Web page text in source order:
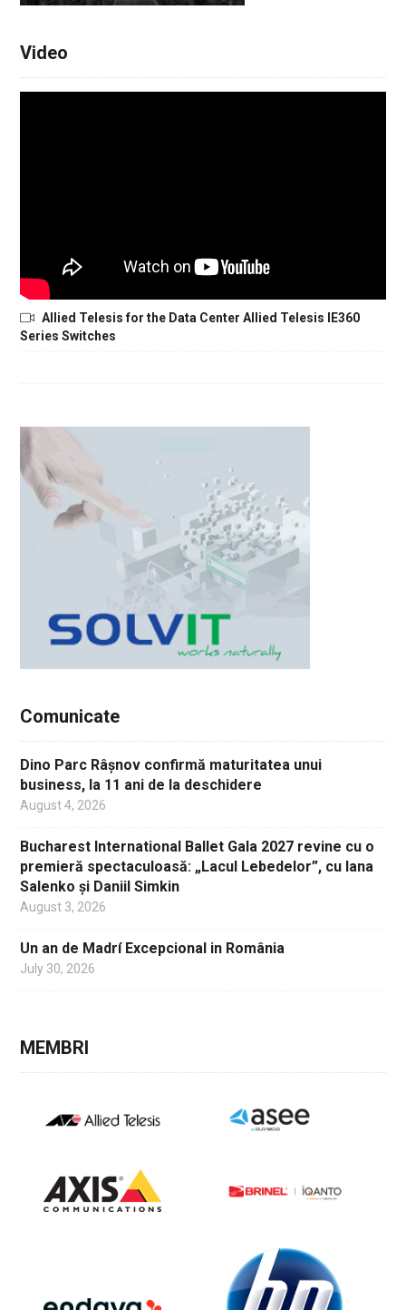
Video
Allied Telesis for the Data Center Allied Telesis IE360
Series Switches
Comunicate
Dino Parc Râșnov confirmă maturitatea unui
business, la 11 ani de la deschidere
August 4, 2026
Bucharest International Ballet Gala 2027 revine cu o
premieră spectaculoasă: „Lacul Lebedelor”, cu Iana
Salenko și Daniil Simkin
August 3, 2026
Un an de Madrí Excepcional in România
July 30, 2026
MEMBRI